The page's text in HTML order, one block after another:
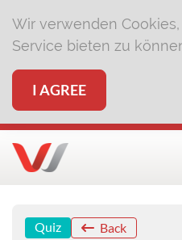
Wir verwenden
Service bieten zu
I AGREE
Quiz Back